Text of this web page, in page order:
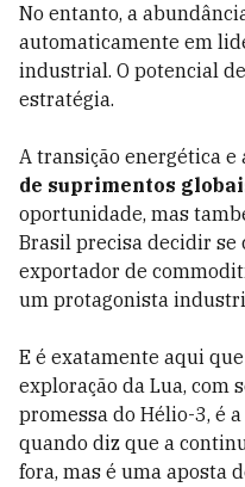
No entanto, a
automaticamente em
industrial. O potencial
estratégia.
A transição energética
de suprimentos
oportunidade, mas
Brasil precisa decidir se
exportador de
um protagonista
E é exatamente aqui
exploração da Lua, com
promessa do Hélio-3, é
quando diz que a
fora, mas é uma aposta